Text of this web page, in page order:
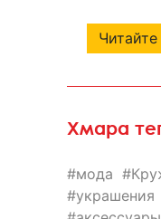
Хмара
мода
украшения